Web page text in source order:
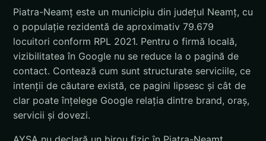
Piatra-Neamț este un municipiu din județul Neamț, cu
o populație rezidentă de aproximativ 79.679
locuitori conform RPL 2021. Pentru o firmă locală,
vizibilitatea în Google nu se reduce la o pagină de
contact. Contează cum sunt structurate serviciile, ce
intenții de căutare există, ce pagini lipsesc și cât de
clar poate înțelege Google relația dintre brand, oraș,
servicii și dovezi.